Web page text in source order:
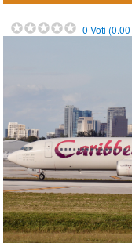
0 Voti (0.00